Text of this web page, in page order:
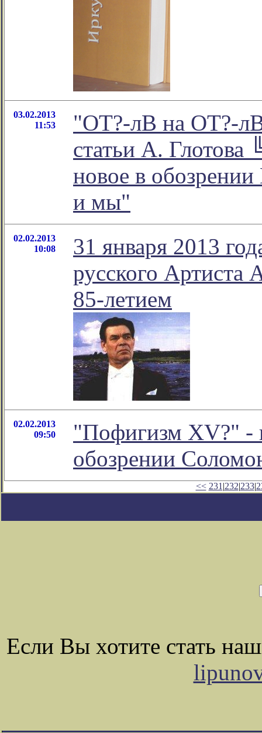
03.02.2013
11:53
"ОТ?-лВ на ОТ?-
статьи А.
новое в
и мы"
02.02.2013
10:08
31 января 2013
русского Артиста
85-летием
02.02.2013
09:50
"Пофигизм XV?" -
обозрении
<< 231 |232|233|
Если Вы хотите стать